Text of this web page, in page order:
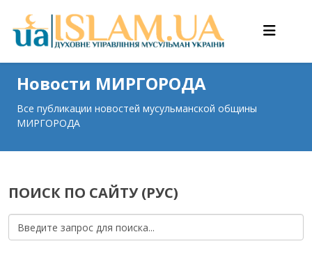
Новости МИРГОРОДА
Все публикации новостей мусульманской общины
МИРГОРОДА
ПОИСК ПО САЙТУ (РУС)